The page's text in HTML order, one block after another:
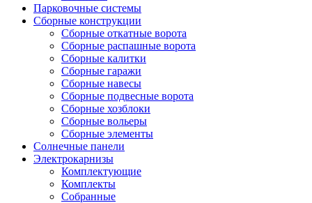
Парковочные системы
Сборные конструкции
Сборные откатные ворота
Сборные распашные ворота
Сборные калитки
Сборные гаражи
Сборные навесы
Сборные подвесные ворота
Сборные хозблоки
Сборные вольеры
Сборные элементы
Солнечные панели
Электрокарнизы
Комплектующие
Комплекты
Собранные